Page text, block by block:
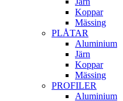
Koppar
Mässing
PLÅTAR
Aluminium
Järn
Koppar
Mässing
PROFILER
Aluminium